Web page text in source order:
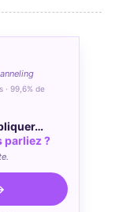
· 99,6% de
parliez ?